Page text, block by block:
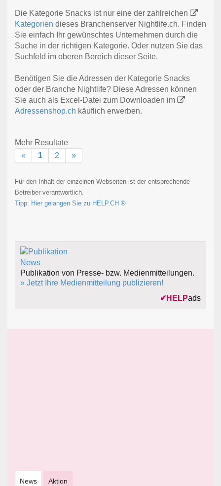
Die Kategorie Snacks ist nur eine der zahlreichen
Kategorien dieses Branchenserver Nightlife.ch. Finden
Sie einfach Ihr gewünschtes Unternehmen durch die
Suche in der richtigen Kategorie. Oder nutzen Sie das
Suchfeld im oberen Bereich dieser Seite.
Benötigen Sie die Adressen der Kategorie Snacks
oder der Branche Nightlife? Diese Adressen können
Sie auch als Excel-Datei zum Downloaden im
Adressenshop.ch käuflich erwerben.
Mehr Resultate
«
1 2 »
Für den Inhalt der einzelnen Webseiten ist der entsprechende
Betreiber verantwortlich.
Tipp: Hier gelangen Sie zu HELP.CH ®
Publikation von Presse- bzw. Medienmitteilungen.
» Jetzt Ihre Medienmitteilung publizieren!
✔ HELPads
News Aktion